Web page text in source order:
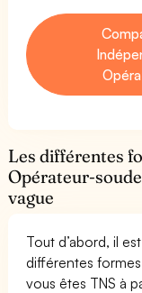
Les différentes
Opérateur-
vague
Tout d’abord, il
différentes
vous êtes TNS à